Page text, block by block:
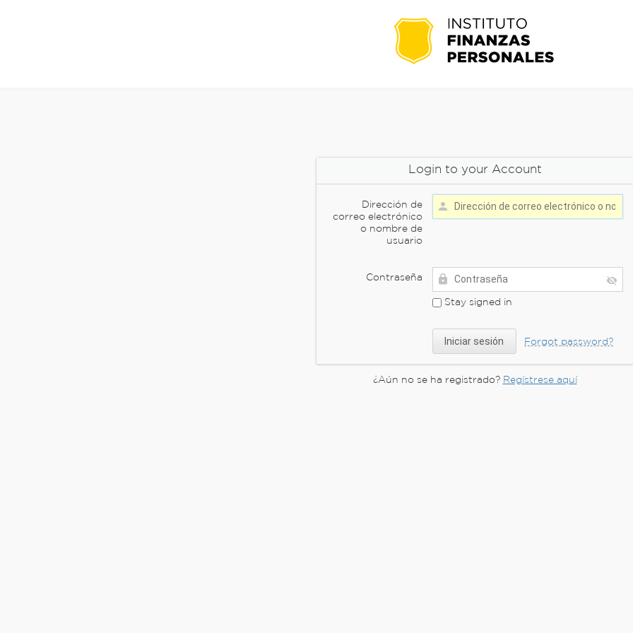
Login to your Account
Dirección de
correo electrónico
o nombre de
usuario
Contraseña
Stay signed in
Forgot password?
¿Aún no se ha registrado? Regístrese aquí